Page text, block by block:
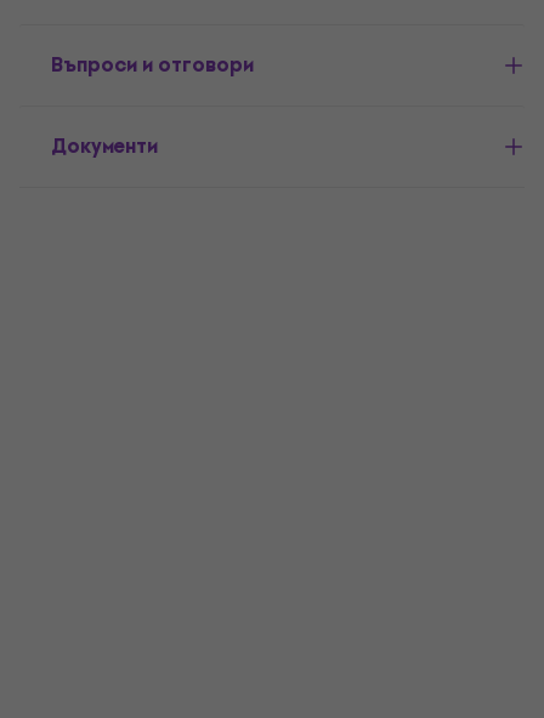
Въпроси и отговори
Документи